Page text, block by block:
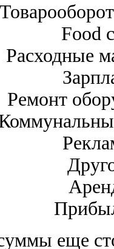
Food
Расходные
Ремонт
еще